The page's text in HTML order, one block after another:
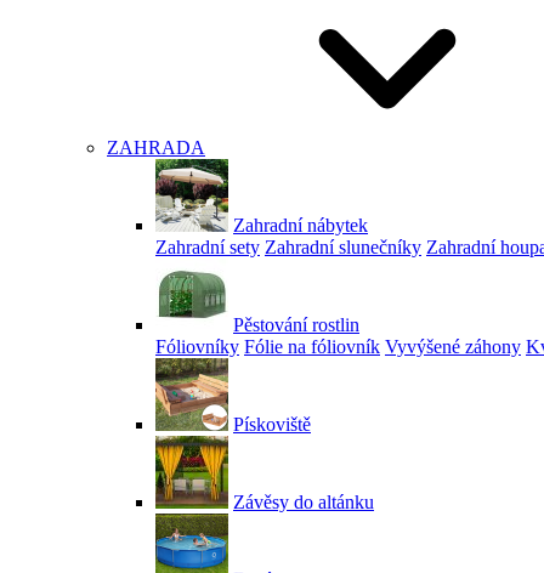
ZAHRADA
Zahradní nábytek
Zahradní sety Zahradní slunečníky Zahradní
Pěstování rostlin
Fóliovníky Fólie na fóliovník Vyvýšené záhony
Pískoviště
Závěsy do altánku